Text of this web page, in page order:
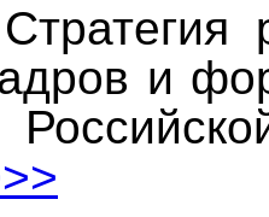
Cтратегия
и